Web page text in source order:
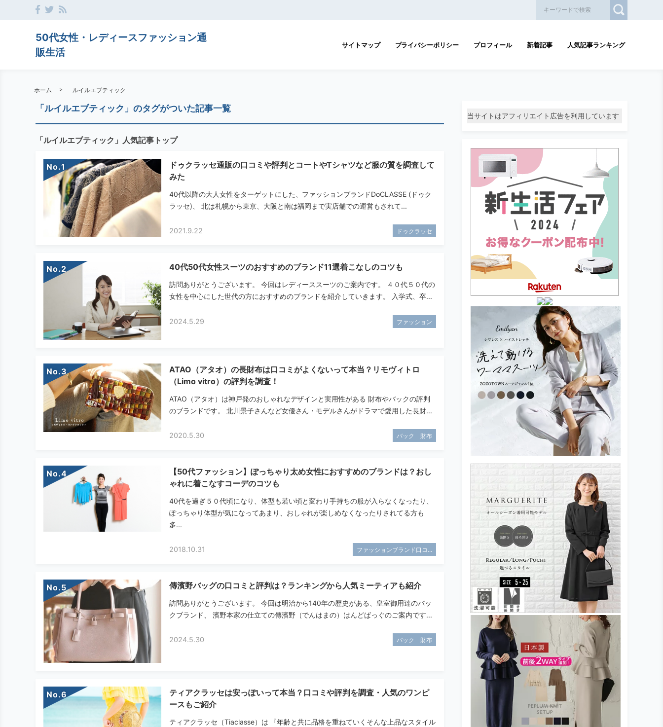
50代女性・レディースファッション通
販生活
サイトマップ プライバシーポリシー プロフィール 新着記事 人気記事ランキング
ホーム ルイルエブティック
「ルイルエブティック」のタグがついた記事一覧
「ルイルエブティック」人気記事トップ
No.
ドゥクラッセ通販の口コミや評判とコートやTシャツなど服の質を調査して
みた
40代以降の大人女性をターゲットにした、ファッションブランドDoCLASSE (ドゥク
ラッセ)、 北は札幌から東京、大阪と南は福岡まで実店舗での運営もされて...
2021.9.22 ドゥクラッセ
No. 40代50代女性スーツのおすすめのブランド11選着こなしのコツも
訪問ありがとうございます。 今回はレディーススーツのご案内です。 ４０代５０代の
女性を中心にした世代の方におすすめのブランドを紹介していきます。 入学式、卒...
2024.5.29 ファッション
No.
ATAO（アタオ）の長財布は口コミがよくないって本当？リモヴィトロ
（Limo vitro）の評判を調査！
ATAO（アタオ）は神戸発のおしゃれなデザインと実用性がある 財布やバックの評判
のブランドです。 北川景子さんなど女優さん・モデルさんがドラマで愛用した長財...
2020.5.30 バック 財布
No.
【50代ファッション】ぽっちゃり太め女性におすすめのブランドは？おし
ゃれに着こなすコーデのコツも
40代を過ぎ５０代頃になり、体型も若い頃と変わり手持ちの服が入らなくなったり、
ぽっちゃり体型が気になってあまり、おしゃれが楽しめなくなったりされてる方も
多...
2018.10.31 ファッションブランド口コ...
No. 傳濱野バッグの口コミと評判は？ランキングから人気ミーティアも紹介
訪問ありがとうございます。 今回は明治から140年の歴史がある、皇室御用達のバッ
クブランド、 濱野本家の仕立ての傳濱野（でんはまの）はんどばっぐのご案内です...
2024.5.30 バック 財布
No.
ティアクラッセは安っぽいって本当？口コミや評判を調査・人気のワンピ
ースもご紹介
ティアクラッセ（Tiaclasse）は 『年齢と共に品格を重ねていくそんな上品なスタイル
当サイトはアフィリエイト広告を利用しています